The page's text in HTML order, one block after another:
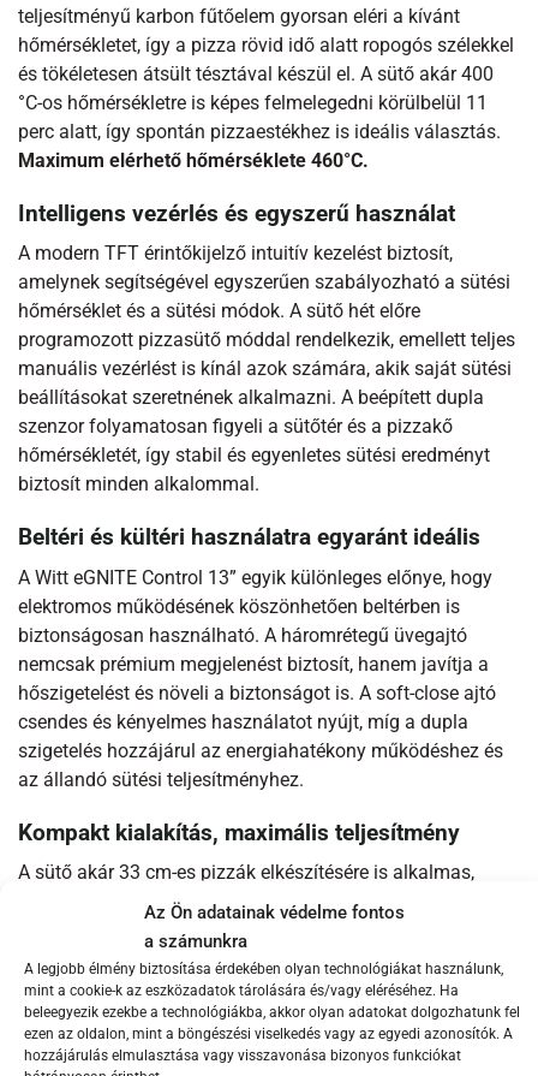
Az Ön adatainak védelme fontos
a számunkra
A legjobb élmény biztosítása érdekében olyan technológiákat használunk,
mint a cookie-k az eszközadatok tárolására és/vagy eléréséhez. Ha
beleegyezik ezekbe a technológiákba, akkor olyan adatokat dolgozhatunk fel
ezen az oldalon, mint a böngészési viselkedés vagy az egyedi azonosítók. A
hozzájárulás elmulasztása vagy visszavonása bizonyos funkciókat
teljesítményű karbon fűtőelem gyorsan eléri a kívánt
hőmérsékletet, így a pizza rövid idő alatt ropogós szélekkel
és tökéletesen átsült tésztával készül el. A sütő akár 400
°C-os hőmérsékletre is képes felmelegedni körülbelül 11
perc alatt, így spontán pizzaestékhez is ideális választás.
Maximum elérhető hőmérséklete 460°C.
Intelligens vezérlés és egyszerű használat
A modern TFT érintőkijelző intuitív kezelést biztosít,
amelynek segítségével egyszerűen szabályozható a sütési
hőmérséklet és a sütési módok. A sütő hét előre
programozott pizzasütő móddal rendelkezik, emellett teljes
manuális vezérlést is kínál azok számára, akik saját sütési
beállításokat szeretnének alkalmazni. A beépített dupla
szenzor folyamatosan figyeli a sütőtér és a pizzakő
hőmérsékletét, így stabil és egyenletes sütési eredményt
biztosít minden alkalommal.
Beltéri és kültéri használatra egyaránt ideális
A Witt eGNITE Control 13” egyik különleges előnye, hogy
elektromos működésének köszönhetően beltérben is
biztonságosan használható. A háromrétegű üvegajtó
nemcsak prémium megjelenést biztosít, hanem javítja a
hőszigetelést és növeli a biztonságot is. A soft-close ajtó
csendes és kényelmes használatot nyújt, míg a dupla
szigetelés hozzájárul az energiahatékony működéshez és
az állandó sütési teljesítményhez.
Kompakt kialakítás, maximális teljesítmény
A sütő akár 33 cm-es pizzák elkészítésére is alkalmas,
miközben helytakarékos kialakítása miatt kisebb
konyhákban vagy teraszokon is könnyedén elfér. Az
összecsukható lábak praktikus tárolást tesznek lehetővé, a
prémium anyaghasználat pedig hosszú élettartamot
garantál. A rozsdamentes acél belső tér és a porszórt acél
külső burkolat elegáns megjelenést és időtálló minőséget